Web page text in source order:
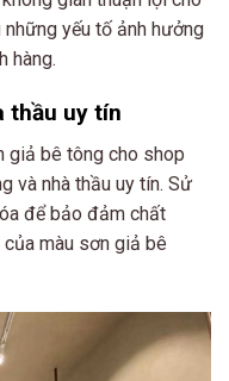
yếu tố ảnh hưởng
hàng.
thầu uy tín
giả bê tông cho shop
và nhà thầu uy tín. Sử
để bảo đảm chất
màu sơn giả bê